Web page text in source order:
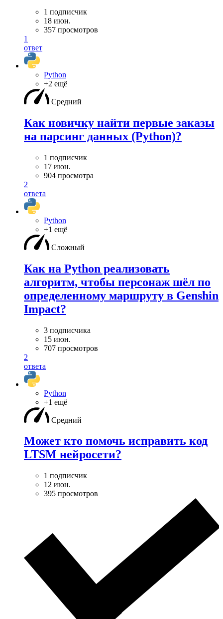
1 подписчик
18 июн.
357 просмотров
1
ответ
Python
+2 ещё
Средний
Как новичку найти первые заказы
на парсинг данных (Python)?
1 подписчик
17 июн.
904 просмотра
2
ответа
Python
+1 ещё
Сложный
Как на Python реализовать
алгоритм, чтобы персонаж шёл по
определенному маршруту в Genshin
Impact?
3 подписчика
15 июн.
707 просмотров
2
ответа
Python
+1 ещё
Средний
Может кто помочь исправить код
LTSM нейросети?
1 подписчик
12 июн.
395 просмотров